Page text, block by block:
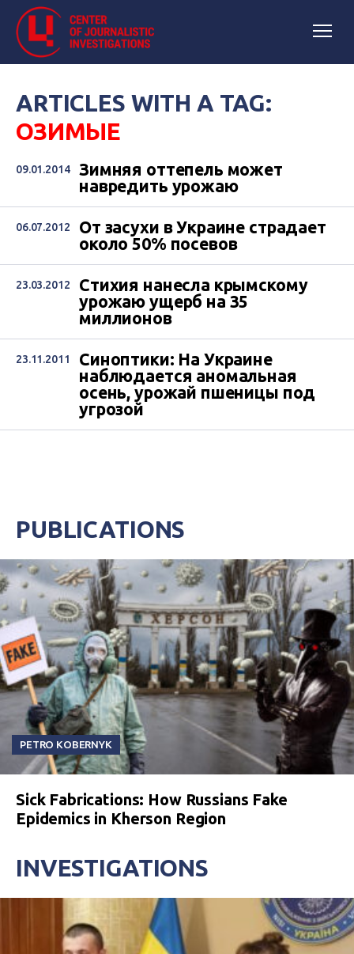
ARTICLES WITH A TAG:
ОЗИМЫЕ
09.01.2014
Зимняя оттепель может
навредить урожаю
06.07.2012
От засухи в Украине страдает
около 50% посевов
23.03.2012
Стихия нанесла крымскому
урожаю ущерб на 35
миллионов
23.11.2011
Синоптики: На Украине
наблюдается аномальная
осень, урожай пшеницы под
угрозой
PUBLICATIONS
PETRO KOBERNYK
Sick Fabrications: How Russians Fake
Epidemics in Kherson Region
INVESTIGATIONS